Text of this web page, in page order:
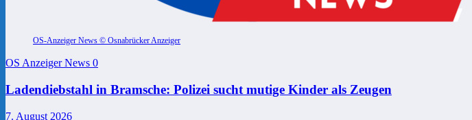
OS-Anzeiger News © Osnabrücker Anzeiger
OS Anzeiger News 0
Ladendiebstahl in Bramsche: Polizei sucht mutige Kinder als Zeugen
7. August 2026